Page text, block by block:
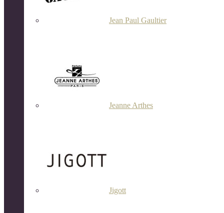
Jean Paul Gaultier
Jeanne Arthes
Jigott